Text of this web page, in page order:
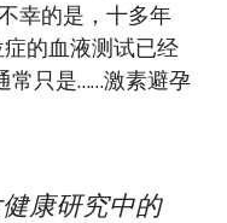
幸的是，十多年
的血液测试已经
常只是……激素避孕
康研究中的